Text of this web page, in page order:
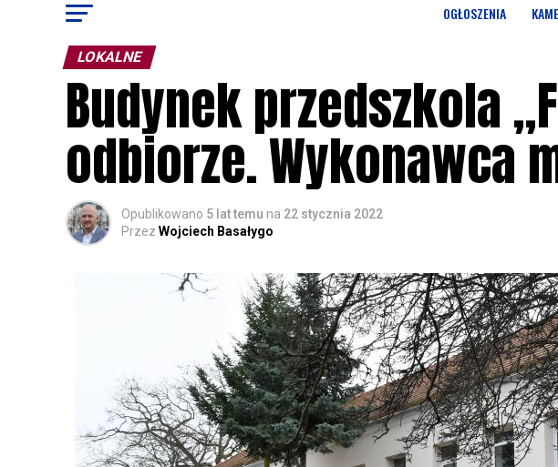
OGŁOSZENIA
LOKALNE
Budynek przedszkola
odbiorze. Wykonawca
Opublikowano 5 lat temu na 22 stycznia 2022
Przez Wojciech Basałygo